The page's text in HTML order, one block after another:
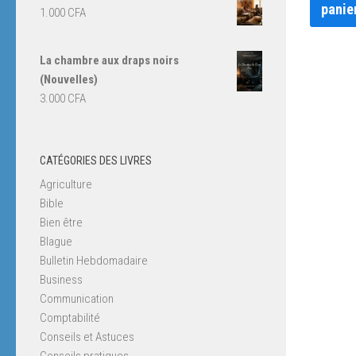
1.000 CFA
La chambre aux draps noirs
(Nouvelles)
3.000 CFA
CATÉGORIES DES LIVRES
Agriculture
Bible
Bien être
Blague
Bulletin Hebdomadaire
Business
Communication
Comptabilité
Conseils et Astuces